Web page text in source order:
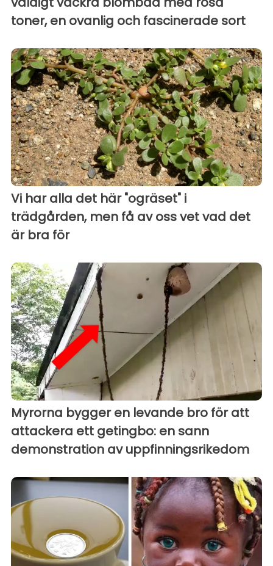
toner, en ovanlig och fascinerade sort
Vi har alla det här "ogräset" i
trädgården, men få av oss vet vad det
är bra för
Myrorna bygger en levande bro för att
attackera ett getingbo: en sann
demonstration av uppfinningsrikedom